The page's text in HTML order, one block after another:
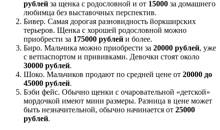
рублей за щенка с родословной и от 15000 за домашнего
любимца без выставочных перспектив.
Бивер. Самая дорогая разновидность йоркширских
терьеров. Щенка с хорошей родословной можно
приобрести за 175000 рублей и более.
Биро. Мальчика можно приобрести за 20000 рублей, уже
с ветпаспортом и прививками. Девочки стоят около
30000 рублей.
Шоко. Мальчиков продают по средней цене от 20000 до
45000 рублей.
Бэби фейс. Обычно щенки с очаровательной «детской»
мордочкой имеют мини размеры. Разница в цене может
быть незначительной, обычно начинается от 25000
рублей.